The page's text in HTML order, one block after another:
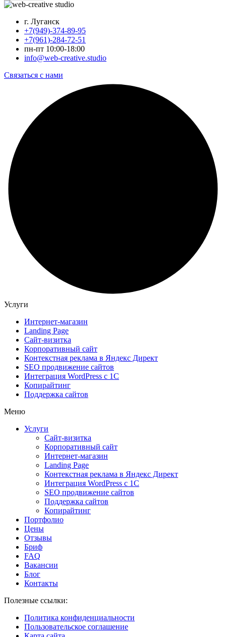
г. Луганск
+7(949)-374-89-95
+7(961)-284-72-51
пн-пт 10:00-18:00
info@web-creative.studio
Связаться с нами
Услуги
Интернет-магазин
Landing Page
Сайт-визитка
Корпоративный сайт
Контекстная реклама в Яндекс Директ
SEO продвижение сайтов
Интеграция WordPress c 1C
Копирайтинг
Поддержка сайтов
Меню
Услуги
Сайт-визитка
Корпоративный сайт
Интернет-магазин
Landing Page
Контекстная реклама в Яндекс Директ
Интеграция WordPress c 1C
SEO продвижение сайтов
Поддержка сайтов
Копирайтинг
Портфолио
Цены
Отзывы
Бриф
FAQ
Вакансии
Блог
Контакты
Полезные ссылки:
Политика конфиденциальности
Пользовательское соглашение